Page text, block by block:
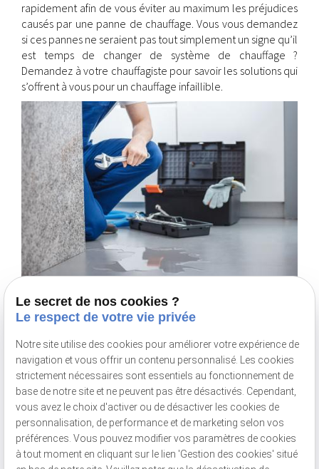
rapidement afin de vous éviter au maximum les préjudices
causés par une panne de chauffage. Vous vous demandez
si ces pannes ne seraient pas tout simplement un signe qu’il
est temps de changer de système de chauffage ?
Demandez à votre chauffagiste pour savoir les solutions qui
s’offrent à vous pour un chauffage infaillible.
Consultez également :
Nos réalisations
Energie Renouvelable
Plomberie
Le secret de nos cookies ?
Le respect de votre vie privée
Notre site utilise des cookies pour améliorer votre expérience de
navigation et vous offrir un contenu personnalisé. Les cookies
strictement nécessaires sont essentiels au fonctionnement de
base de notre site et ne peuvent pas être désactivés. Cependant,
vous avez le choix d'activer ou de désactiver les cookies de
personnalisation, de performance et de marketing selon vos
préférences. Vous pouvez modifier vos paramètres de cookies
à tout moment en cliquant sur le lien 'Gestion des cookies' situé